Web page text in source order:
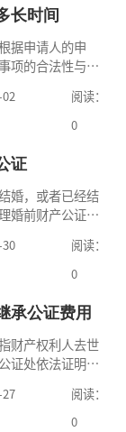
长时间
据申请人的申
项的合法性与真
固定证据，但是
办理公证需要多
除了需要按照公
材料,北京公证需
阅读：
0
证
婚，或者已经结
婚前财产公证，
产引发的纠纷，
前财产公证，除
大家，我们有必
？了解这些不仅
阅读：
0
承公证费用
财产权利人去世
证处依法证明继
证，继承人可以
证书办理遗产过
阅读：
0